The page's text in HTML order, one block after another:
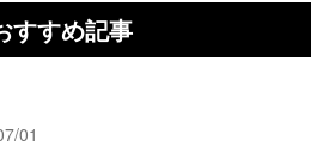
すすめ記事
01